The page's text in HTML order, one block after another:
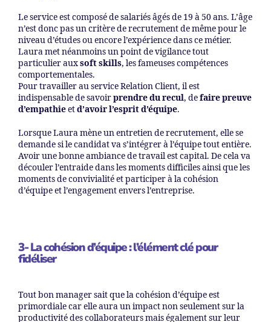
Le service est composé de salariés âgés de 19 à 50 ans. L’âge
n’est donc pas un critère de recrutement de même pour le
niveau d’études ou encore l’expérience dans ce métier.
Laura met néanmoins un point de vigilance tout
particulier auxsoft skills, les fameuses compétences
comportementales.
Pour travailler au service Relation Client, il est
indispensable de savoirprendre du recul, defaire preuve
d’empathieetd’avoir l’esprit d’équipe.
Lorsque Laura mène un entretien de recrutement, elle se
demande si le candidat va s’intégrer à l’équipe tout entière.
Avoir une bonne ambiance de travail est capital. De cela va
découler l’entraide dans les moments difficiles ainsi que les
moments de convivialité et participer à la cohésion
d’équipe et l’engagement envers l’entreprise.
3- La cohésion d’équipe : l’élément clé pour
fidéliser
Tout bon manager sait que la cohésion d’équipe est
primordiale car elle aura un impact non seulement sur la
productivité des collaborateurs mais également sur leur